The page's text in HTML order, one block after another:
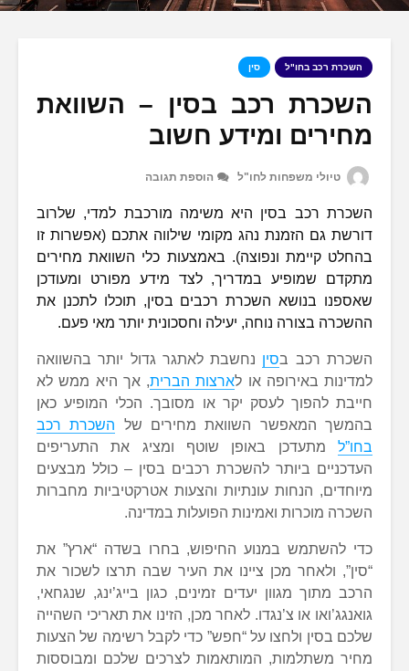
השכרת רכב בחו"ל סין
השכרת רכב בסין – השוואת
מחירים ומידע חשוב
טיולי משפחות לחו"ל הוספת תגובה
השכרת רכב בסין היא משימה מורכבת למדי, שלרוב
דורשת גם הזמנת נהג מקומי שילווה אתכם (אפשרות זו
בהחלט קיימת ונפוצה). באמצעות כלי השוואת מחירים
מתקדם שמופיע במדריך, לצד מידע מפורט ומעודכן
שאספנו בנושא השכרת רכבים בסין, תוכלו לתכנן את
ההשכרה בצורה נוחה, יעילה וחסכונית יותר מאי פעם.
השכרת רכב בסין נחשבת לאתגר גדול יותר בהשוואה
למדינות באירופה או לארצות הברית, אך היא ממש לא
חייבת להפוך לעסק יקר או מסובך. הכלי המופיע כאן
בהמשך המאפשר השוואת מחירים של השכרת רכב
בחו”ל מתעדכן באופן שוטף ומציג את התעריפים
העדכניים ביותר להשכרת רכבים בסין – כולל מבצעים
מיוחדים, הנחות עונתיות והצעות אטרקטיביות מחברות
השכרה מוכרות ואמינות הפועלות במדינה.
כדי להשתמש במנוע החיפוש, בחרו בשדה “ארץ” את
“סין”, ולאחר מכן ציינו את העיר שבה תרצו לשכור את
הרכב מתוך מגוון יעדים זמינים, כגון בייג’ינג, שנגחאי,
גואנגג’ואו או צ’נגדו. לאחר מכן, הזינו את תאריכי השהייה
שלכם בסין ולחצו על “חפש” כדי לקבל רשימה של הצעות
מחיר משתלמות, המותאמות לצרכים שלכם ומבוססות